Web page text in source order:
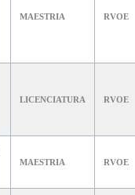
MAESTRIA RVOE
LICENCIATURA RVOE
MAESTRIA RVOE